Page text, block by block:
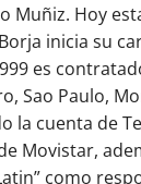
Muñiz. Hoy
inicia su
es
Sao Paulo,
la cuenta de
Movistar,
como